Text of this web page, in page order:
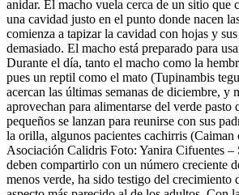
anidar. El macho vuela cerca de un sitio
una cavidad justo en el punto donde nacen
comienza a tapizar la cavidad con hojas y
demasiado. El macho está preparado para
Durante el día, tanto el macho como la
pues un reptil como el mato (Tupinambis
acercan las últimas semanas de diciembre, y
aprovechan para alimentarse del verde
pequeños se lanzan para reunirse con sus
la orilla, algunos pacientes cachirris
Asociación Calidris Foto: Yanira Cifuentes –
deben compartirlo con un número creciente
menos verde, ha sido testigo del crecimiento